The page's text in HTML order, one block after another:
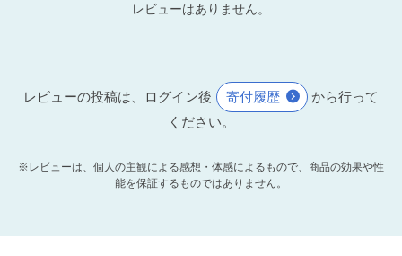
レビューはありません。
レビューの投稿は、ログイン後 寄付履歴
から行って
ください。
※レビューは、個人の主観による感想・体感によるもので、商品の効果や性
能を保証するものではありません。